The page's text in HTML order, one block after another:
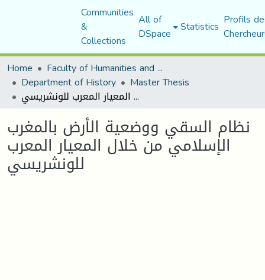
Communities
&
Collections
All of
DSpace Statistics Profils
Home
Faculty of Humanities and Social Sciences
Department of History Master Thesis
نظام السقي ووضعية الأرض بالمغرب الإسلامي من خلال المعيار المعرب للونشريسي
نظام السقي ووضعية الأرض بالمغرب
الإسلامي من خلال المعيار المعرب
للونشريسي